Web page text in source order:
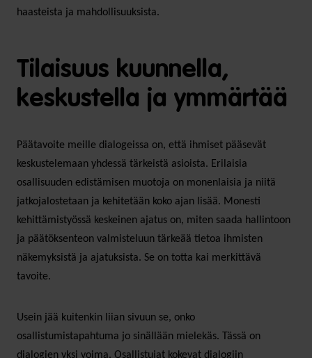
haasteista ja mahdollisuuksista.
Tilaisuus kuunnella,
keskustella ja ymmärtää
Päätavoite meille dialogeissa on, että ihmiset pääsevät
keskustelemaan yhdessä tärkeistä asioista. Erilaisia
osallisuuden edistämisen muotoja on monenlaisia ja niitä
jatkojalostetaan ja kehitetään koko ajan lisää. Monesti
kehittämistyössä keskeinen ajatus on, miten saada hallintoon
ja päätöksenteon valmisteluun tärkeää tietoa ihmisten
näkemyksistä ja ajatuksista. Se on totta kai merkittävä
tavoite.
Usein jää kuitenkin liian sivuun se, onko
osallistumistapahtuma jo sinällään mielekäs. Tässä on
dialogien yksi voima. Osallistujat kokevat dialogiin